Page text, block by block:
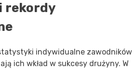
rekordy
indywidualne zawodników
ich wkład w sukcesy drużyny. W